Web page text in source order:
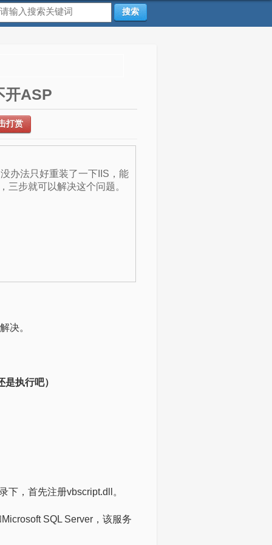
搜索
开ASP
打赏
办法只好重装了一下IIS，能
三步就可以解决这个问题。
决。
执行吧）
下，首先注册vbscript.dll。
SQL Server，该服务